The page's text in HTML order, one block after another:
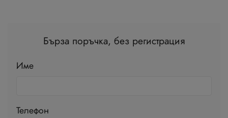
Бърза поръчка, без регистрация
Име
Телефон